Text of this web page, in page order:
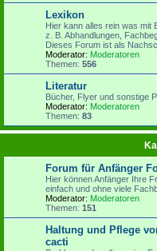
Lexikon
Hier kann alles rein was mit
z. B. Abhandlungen,
Dieses Forum ist als
Moderator: Moderatoren
Themen: 556
Literatur
Bücher, Flyer und sonstige
Moderator: Moderatoren
Themen: 83
Forum für Anfänger
Hier können Anfänger Ihre
einfach und ohne viele
Moderator: Moderatoren
Themen: 151
Haltung und Pflege
cacti